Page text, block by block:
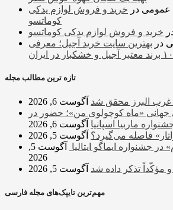
عمومی در خرید و فروش لوازم یدکی
کوماتسو
خرید و فروش لوازم یدکی کوماتسو
در بهترین سایت خرید آجیل؛ معرفی
۱۰ برند معتبر آجیل و خشکبار در ایران
تازه ترین مطالب مجله
آگوست 6, 2026
جهانی «ماه کوچولوی من»؛ حضور در
ماربیا اسپانیا آگوست 6, 2026
فاصله می‌گیرد؟ آگوست 5, 2026
جشنواره ایماگو ایتالیا
آگوست 5,
2026
مؤکّداً تذکر داده شد آگوست 5, 2026
مهم‌ترین تایپک‌های مجله فارسی